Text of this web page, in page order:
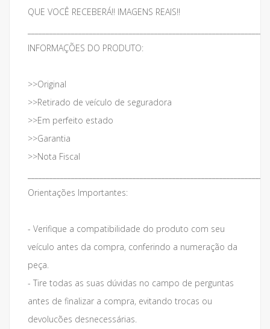
QUE VOCÊ RECEBERÁ!! IMAGENS REAIS!!
INFORMAÇÕES DO PRODUTO:
>>Original
>>Retirado de veículo de seguradora
>>Em perfeito estado
>>Garantia
>>Nota Fiscal
Orientações Importantes:
- Verifique a compatibilidade do produto com seu
veículo antes da compra, conferindo a numeração da
peça.
- Tire todas as suas dúvidas no campo de perguntas
antes de finalizar a compra, evitando trocas ou
devolucões desnecessárias.